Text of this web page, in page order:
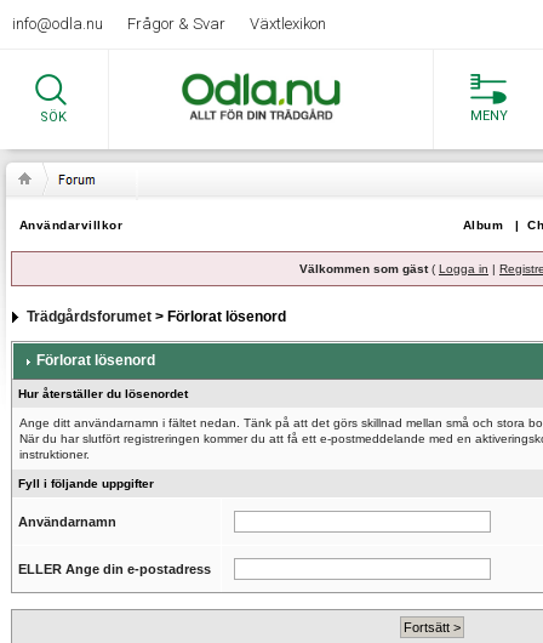
info@odla.nu Frågor & Svar Växtlexikon
SÖK MENY
Användarvillkor Album |
Välkommen som gäst( Logga in |
Trädgårdsforumet> Förlorat lösenord
Förlorat lösenord
Hur återställer du lösenordet
Ange ditt användarnamn i fältet nedan. Tänk på att det görs skillnad mellan små och stora
När du har slutfört registreringen kommer du att få ett e-postmeddelande med en
instruktioner.
Fyll i följande uppgifter
Användarnamn
ELLER Ange din e-postadress